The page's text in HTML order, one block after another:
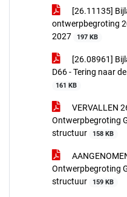
[26.11135]
ontwerpbegroting
2027
197 KB
[26.08961]
D66 - Tering naar
161 KB
VERVALLEN
Ontwerpbegroting
structuur
158 KB
Ontwerpbegroting
structuur
159 KB